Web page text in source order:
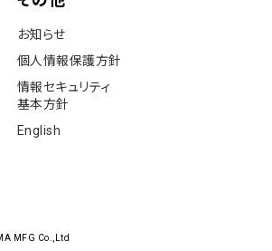
お知らせ
個⼈情報保護⽅針
情報セキュリティ
基本⽅針
English
MFG Co.,Ltd